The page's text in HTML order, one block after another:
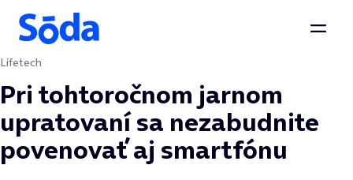
Preskočiť na obsah
Lifetech
Pri tohtoročnom jarnom
upratovaní sa nezabudnite
povenovať aj smartfónu